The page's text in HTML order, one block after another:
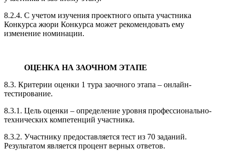
8.2.4. С учетом изучения проектного опыта участника
Конкурса жюри Конкурса может рекомендовать ему
изменение номинации.
ОЦЕНКА НА ЗАОЧНОМ ЭТАПЕ
8.3. Критерии оценки 1 тура заочного этапа – онлайн-
тестирование.
8.3.1. Цель оценки – определение уровня профессионально-
технических компетенций участника.
8.3.2. Участнику предоставляется тест из 70 заданий.
Результатом является процент верных ответов.